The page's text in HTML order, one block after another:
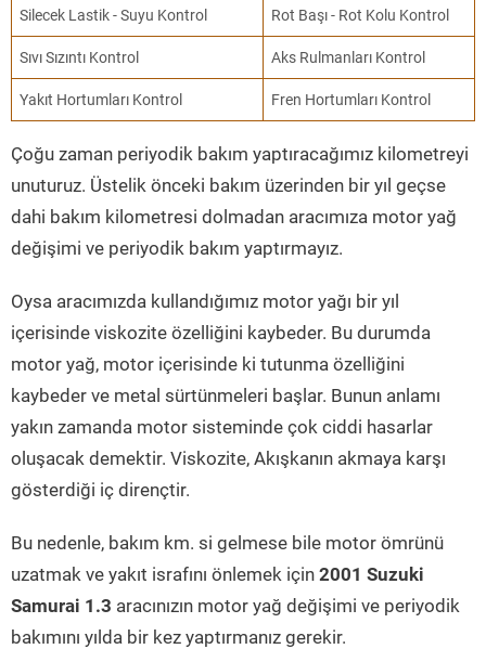
Silecek Lastik - Suyu Kontrol Rot Başı - Rot Kolu Kontrol
Sıvı Sızıntı Kontrol Aks Rulmanları Kontrol
Yakıt Hortumları Kontrol Fren Hortumları Kontrol
Çoğu zaman periyodik bakım yaptıracağımız kilometreyi
unuturuz. Üstelik önceki bakım üzerinden bir yıl geçse
dahi bakım kilometresi dolmadan aracımıza motor yağ
değişimi ve periyodik bakım yaptırmayız.
Oysa aracımızda kullandığımız motor yağı bir yıl
içerisinde viskozite özelliğini kaybeder. Bu durumda
motor yağ, motor içerisinde ki tutunma özelliğini
kaybeder ve metal sürtünmeleri başlar. Bunun anlamı
yakın zamanda motor sisteminde çok ciddi hasarlar
oluşacak demektir. Viskozite, Akışkanın akmaya karşı
gösterdiği iç dirençtir.
Bu nedenle, bakım km. si gelmese bile motor ömrünü
uzatmak ve yakıt israfını önlemek için 2001 Suzuki
Samurai 1.3 aracınızın motor yağ değişimi ve periyodik
bakımını yılda bir kez yaptırmanız gerekir.